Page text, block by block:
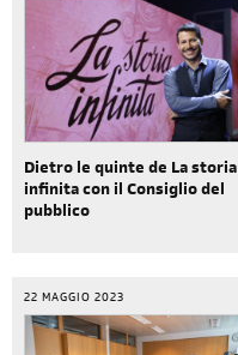
Dietro le quinte de La storia
infinita con il Consiglio del
pubblico
22 MAGGIO 2023